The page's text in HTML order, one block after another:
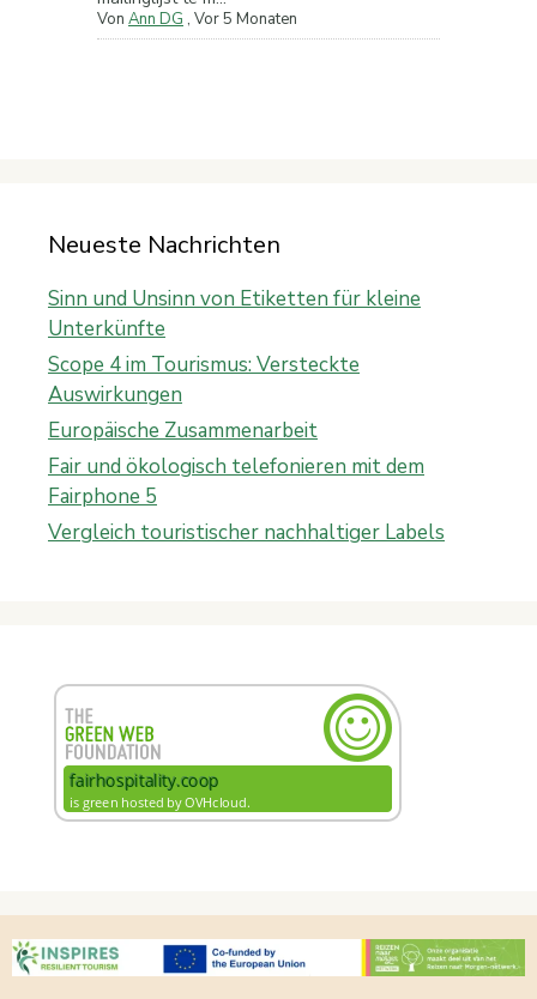
Von Ann DG , Vor 5 Monaten
Neueste Nachrichten
Sinn und Unsinn von Etiketten für kleine
Unterkünfte
Scope 4 im Tourismus: Versteckte
Auswirkungen
Europäische Zusammenarbeit
Fair und ökologisch telefonieren mit dem
Fairphone 5
Vergleich touristischer nachhaltiger Labels